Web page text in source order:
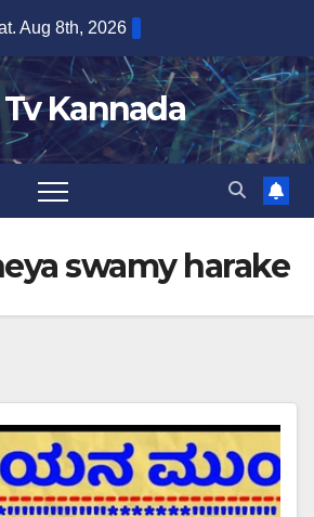
Aug 8th, 2026
Kannada
swamy harake